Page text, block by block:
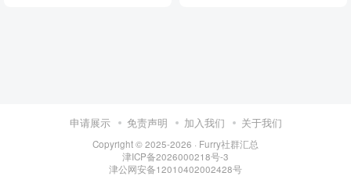
申请展示 免责声明 加入我们 关于我们
Copyright © 2025-2026 · Furry社群汇总
津ICP备2026000218号-3
津公网安备12010402002428号